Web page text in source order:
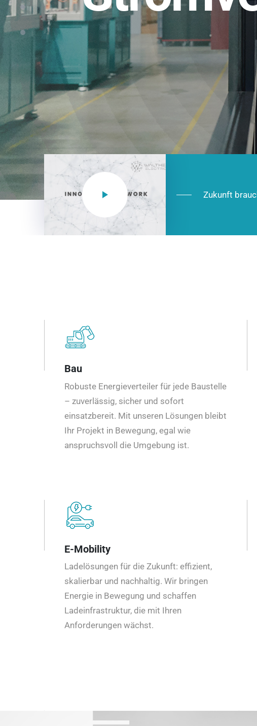
NEO CEE: Energieverteilung mit System. Robust
effizient in der Installation, zukunftsfähig im
Zukunft
Bau
Robuste Energieverteiler für jede Baustelle
– zuverlässig, sicher und sofort
einsatzbereit. Mit unseren Lösungen bleibt
Ihr Projekt in Bewegung, egal wie
anspruchsvoll die Umgebung ist.
E-Mobility
Ladelösungen für die Zukunft: effizient,
skalierbar und nachhaltig. Wir bringen
Energie in Bewegung und schaffen
Ladeinfrastruktur, die mit Ihren
Anforderungen wächst.